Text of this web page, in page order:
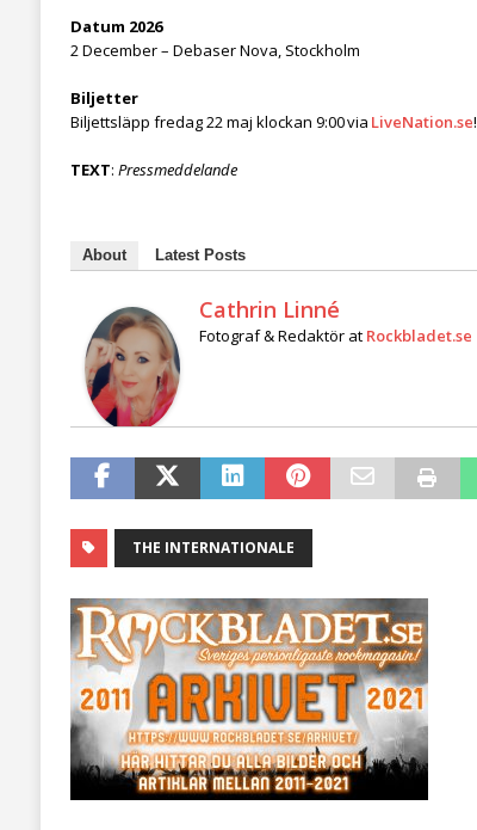
Datum 2026
2 December – Debaser Nova, Stockholm
Biljetter
Biljettsläpp fredag 22 maj klockan 9:00 via LiveNation.se!
TEXT: Pressmeddelande
About Latest Posts
Cathrin Linné
Fotograf & Redaktörat Rockbladet.se
THE INTERNATIONALE